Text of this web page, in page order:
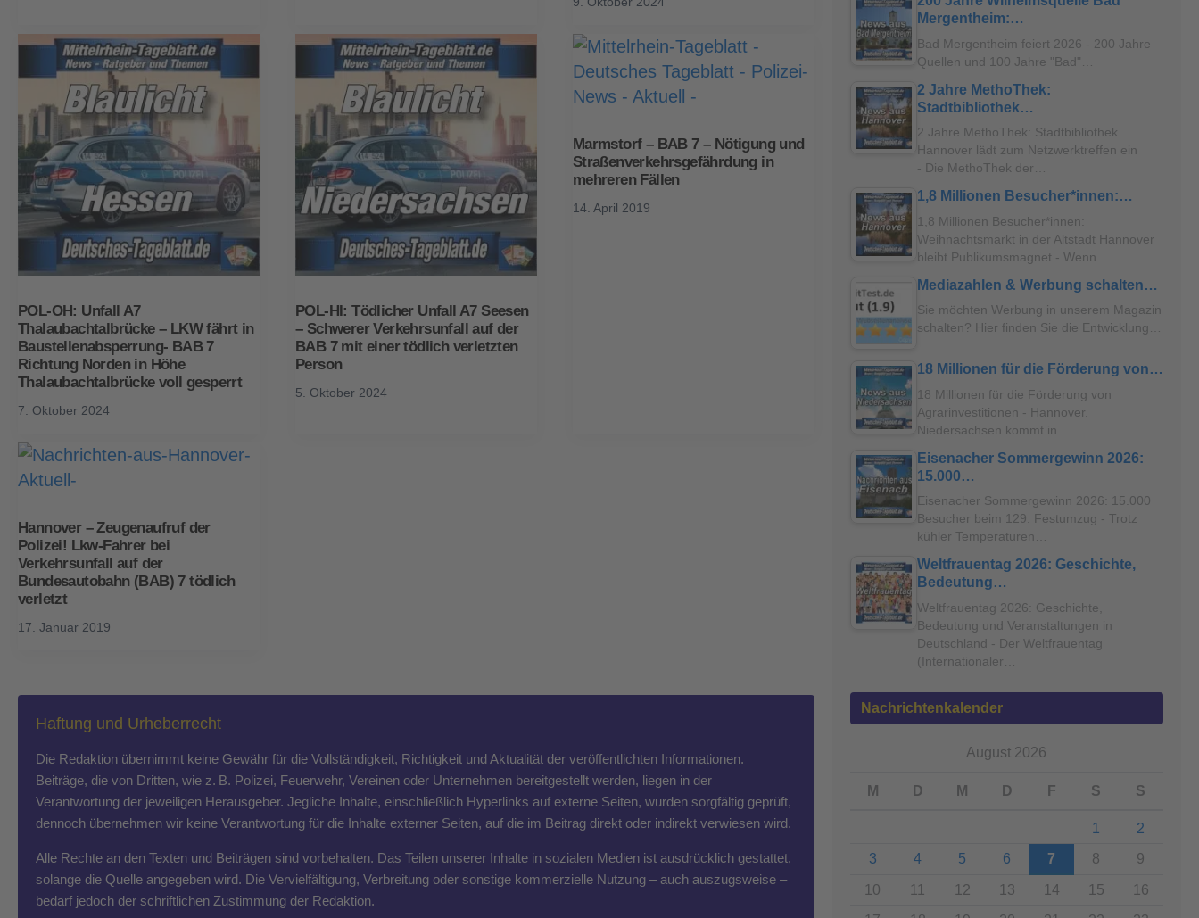
POL-OH: Unfall A7
Thalaubachtalbrücke – LKW fährt in
Baustellenabsperrung- BAB 7
Richtung Norden in Höhe
Thalaubachtalbrücke voll gesperrt
7. Oktober 2024
POL-HI: Tödlicher Unfall A7 Seesen
– Schwerer Verkehrsunfall auf der
BAB 7 mit einer tödlich verletzten
Person
5. Oktober 2024
Marmstorf – BAB 7 – Nötigung und
Straßenverkehrsgefährdung in
mehreren Fällen
14. April 2019
Hannover – Zeugenaufruf der
Polizei! Lkw-Fahrer bei
Verkehrsunfall auf der
Bundesautobahn (BAB) 7 tödlich
verletzt
17. Januar 2019
Haftung und Urheberrecht
Die Redaktion übernimmt keine Gewähr für die Vollständigkeit, Richtigkeit und Aktualität der veröffentlichten Informationen.
Beiträge, die von Dritten, wie z. B. Polizei, Feuerwehr, Vereinen oder Unternehmen bereitgestellt werden, liegen in der
Verantwortung der jeweiligen Herausgeber. Jegliche Inhalte, einschließlich Hyperlinks auf externe Seiten, wurden sorgfältig geprüft,
dennoch übernehmen wir keine Verantwortung für die Inhalte externer Seiten, auf die im Beitrag direkt oder indirekt verwiesen wird.
Alle Rechte an den Texten und Beiträgen sind vorbehalten. Das Teilen unserer Inhalte in sozialen Medien ist ausdrücklich gestattet,
solange die Quelle angegeben wird. Die Vervielfältigung, Verbreitung oder sonstige kommerzielle Nutzung – auch auszugsweise –
bedarf jedoch der schriftlichen Zustimmung der Redaktion.
Mergentheim:…
Bad Mergentheim feiert 2026 - 200 Jahre
Quellen und 100 Jahre "Bad"…
2 Jahre MethoThek:
Stadtbibliothek…
2 Jahre MethoThek: Stadtbibliothek
Hannover lädt zum Netzwerktreffen ein
- Die MethoThek der…
1,8 Millionen Besucher*innen:…
1,8 Millionen Besucher*innen:
Weihnachtsmarkt in der Altstadt Hannover
bleibt Publikumsmagnet - Wenn…
Mediazahlen & Werbung schalten…
Sie möchten Werbung in unserem Magazin
schalten? Hier finden Sie die Entwicklung…
18 Millionen für die Förderung von…
18 Millionen für die Förderung von
Agrarinvestitionen - Hannover.
Niedersachsen kommt in…
Eisenacher Sommergewinn 2026:
15.000…
Eisenacher Sommergewinn 2026: 15.000
Besucher beim 129. Festumzug - Trotz
kühler Temperaturen…
Weltfrauentag 2026: Geschichte,
Bedeutung…
Weltfrauentag 2026: Geschichte,
Bedeutung und Veranstaltungen in
Deutschland - Der Weltfrauentag
(Internationaler…
Nachrichtenkalender
August 2026
M D M D F S S
1
2
3
4 5 6 7 8 9
10 11 12 13 14 15
16